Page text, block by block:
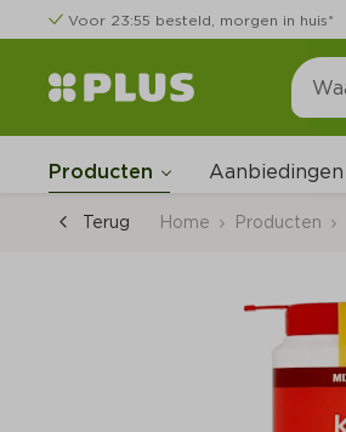
Voor 23:55 besteld, morgen in huis*
Producten Aanbiedingen
Terug Home Producten